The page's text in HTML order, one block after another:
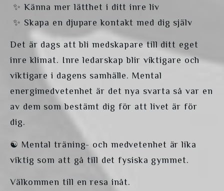
✨ Känna mer lätthet i ditt inre liv
✨ Skapa en djupare kontakt med dig själv
Det är dags att bli medskapare till ditt eget
inre klimat. Inre ledarskap blir viktigare och
viktigare i dagens samhälle. Mental
energimedvetenhet är det nya svarta så var en
av dem som bestämt dig för att livet är för
dig.
☯️ Mental träning- och medvetenhet är lika
viktig som att gå till det fysiska gymmet.
Välkommen till en resa inåt.